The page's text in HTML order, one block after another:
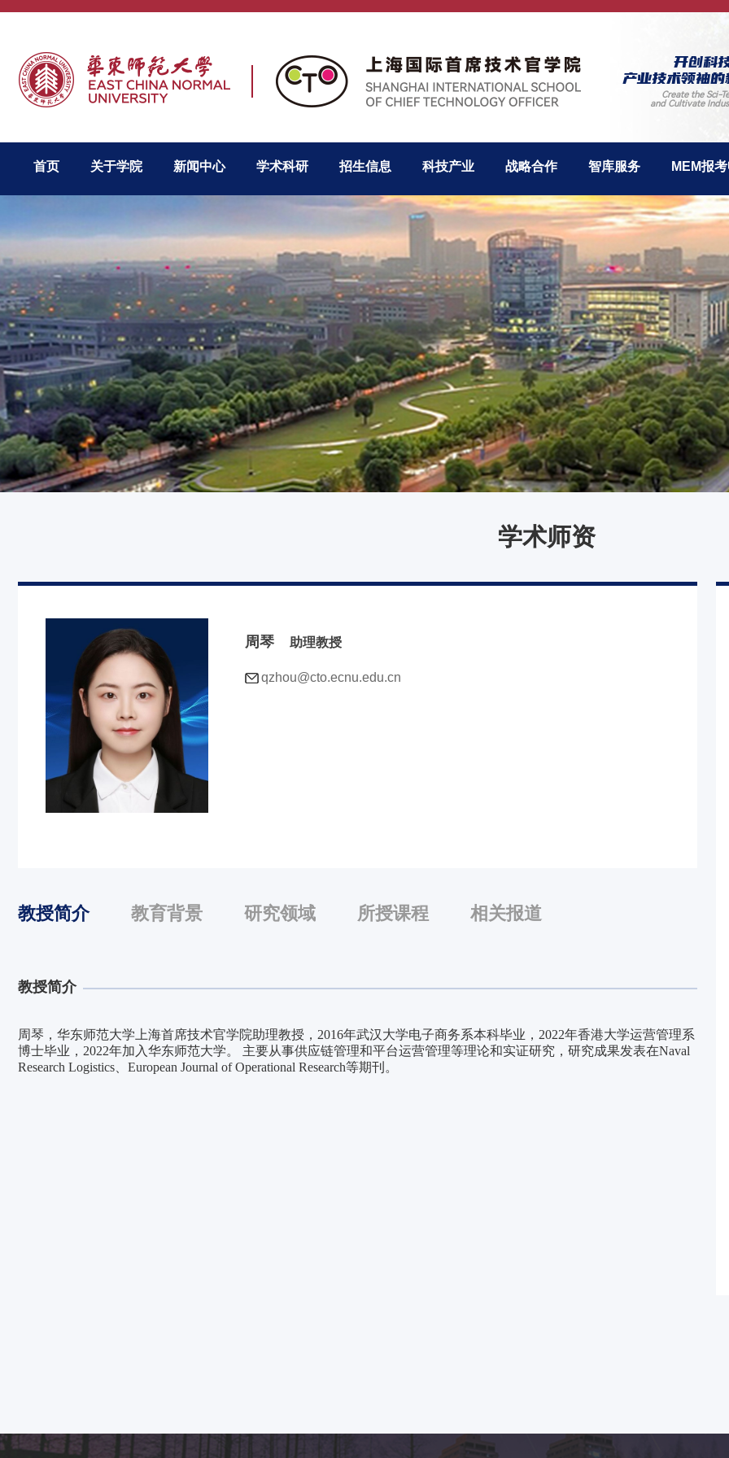
开创科
产业技术领袖
Create the Sci-
and Cultivate
首页 关于学院 新闻中心 学术科研 招生信息 科技产业 战略合作 智库服务 MEM报
学术师资
周琴 助理教授
qzhou@cto.ecnu.edu.cn
教授简介 教育背景 研究领域 所授课程 相关报道
教授简介
周琴，华东师范大学上海首席技术官学院助理教授，2016年武汉大学电子商务系本科毕业，2022年香港大学运营管理系
博士毕业，2022年加入华东师范大学。 主要从事供应链管理和平台运营管理等理论和实证研究，研究成果发表在Naval
Research Logistics、European Journal of Operational Research等期刊。